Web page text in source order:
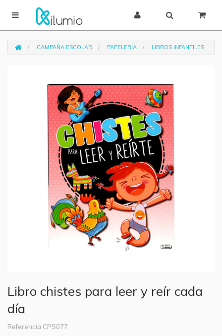
CAMPAÑA ESCOLAR PAPELERÍA LIBROS INFANTILES
Libro chistes para leer y reír cada
día
Referencia CPS077